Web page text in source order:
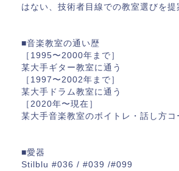
はない、技術者目線での教室選びを提
■音楽教室の通い歴
［1995〜2000年まで］
某大手ギター教室に通う
［1997〜2002年まで］
某大手ドラム教室に通う
［2020年〜現在］
某大手音楽教室のボイトレ・話し方コ
■愛器
Stilblu #036 / #039 /#099